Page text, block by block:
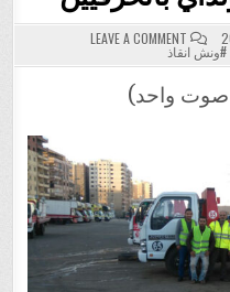
LEAVE A COMMENT
ON
ونش
إنقاذ
هيونداي
بالحرفيين
,#ونش انقاذ